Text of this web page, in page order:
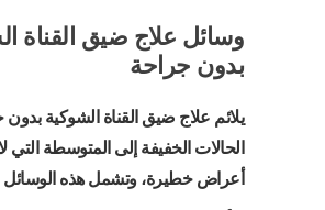
وسائل علاج ضيق القناة
بدون جراحة
يلائم علاج ضيق القناة الشوكية
الحالات الخفيفة إلى المتوسطة التي
أعراض خطيرة، وتشمل هذه الوسائل